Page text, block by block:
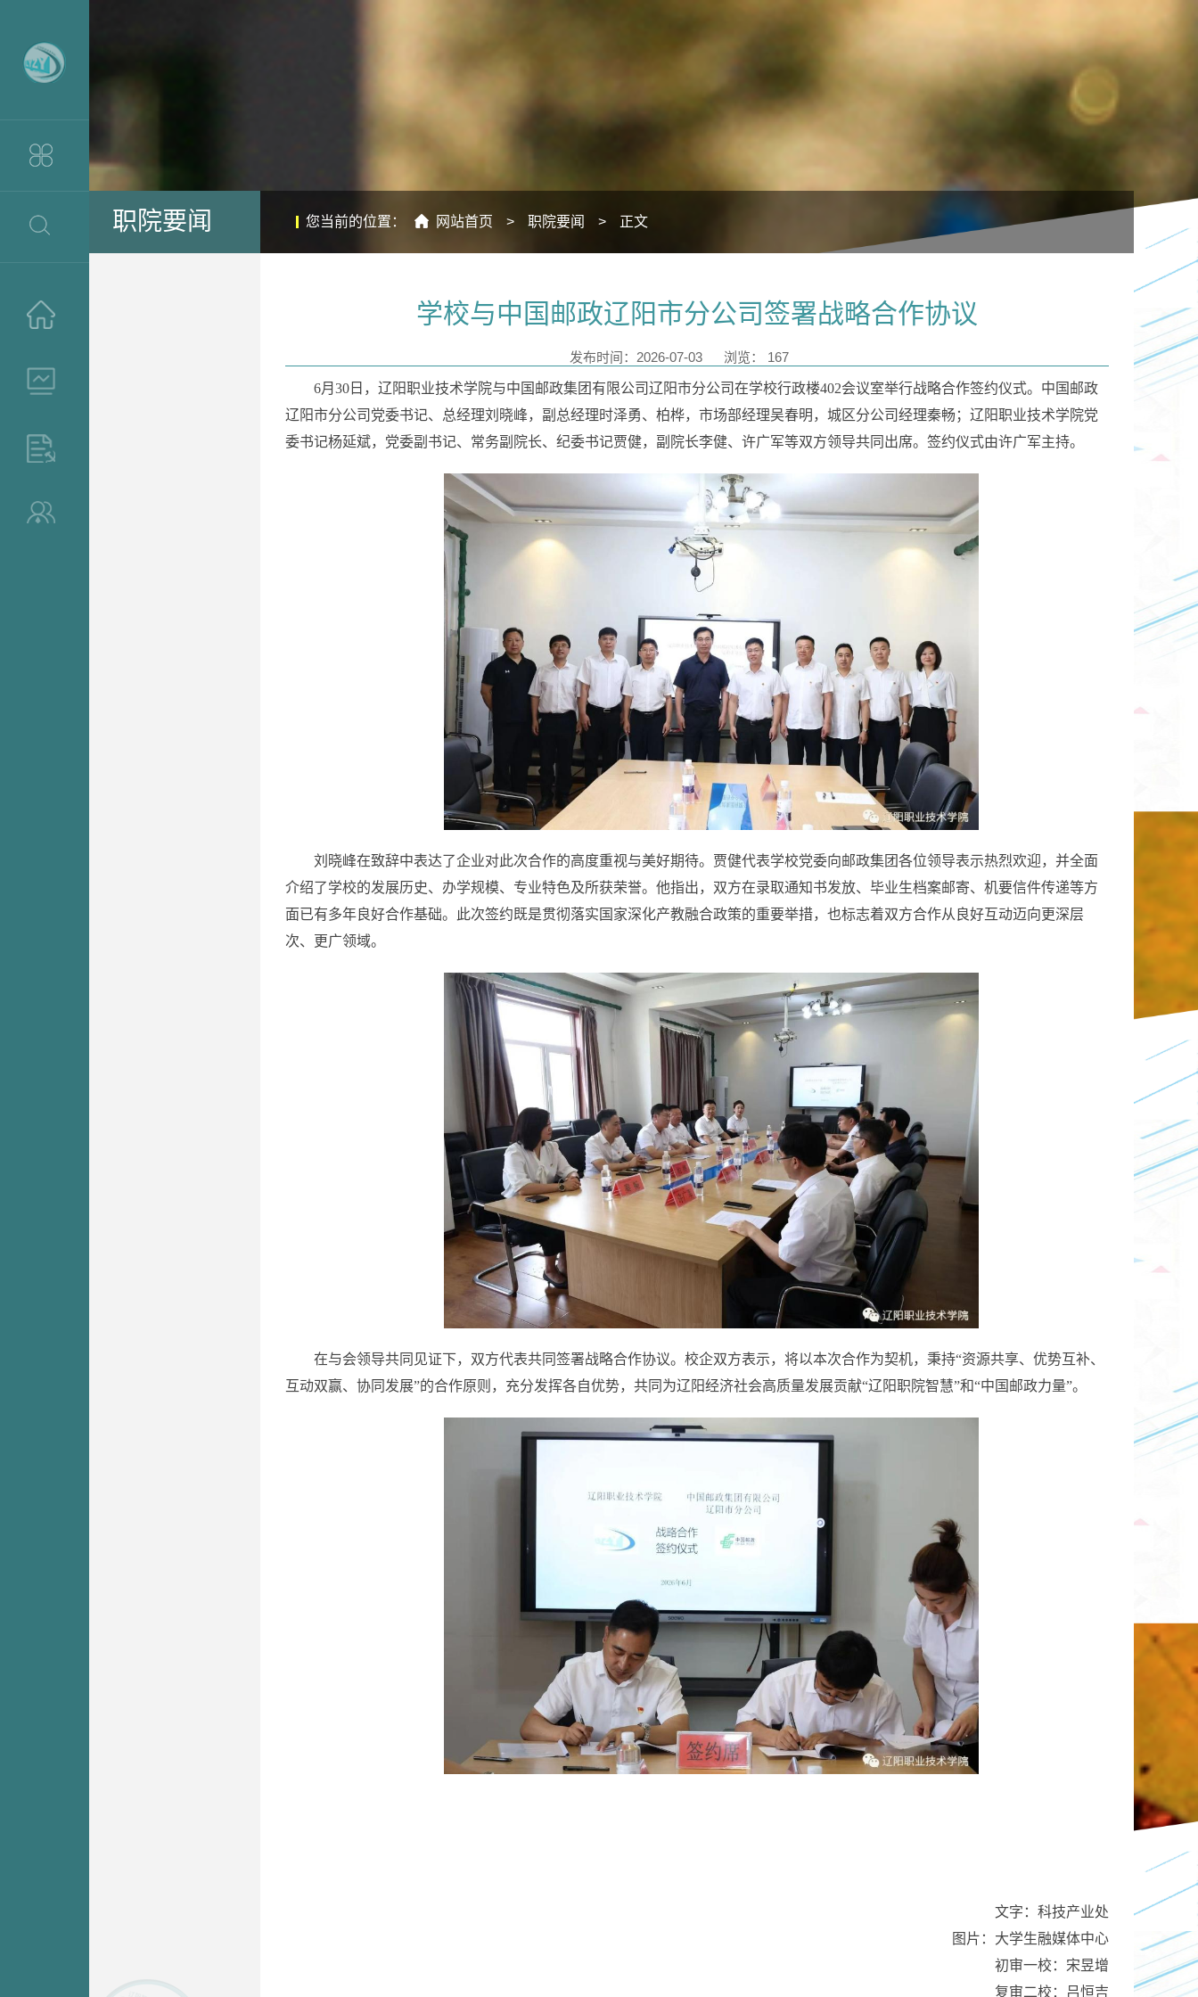
职院要闻 您当前的位置： 网站首页 > 职院要闻 > 正文
学校与中国邮政辽阳市分公司签署战略合作协议
发布时间：2026-07-03 浏览： 167
6月30日，辽阳职业技术学院与中国邮政集团有限公司辽阳市分公司在学校行政楼402会议室举行战略合作签约仪式。中国邮政
辽阳市分公司党委书记、总经理刘晓峰，副总经理时泽勇、柏桦，市场部经理吴春明，城区分公司经理秦畅；辽阳职业技术学院党
委书记杨延斌，党委副书记、常务副院长、纪委书记贾健，副院长李健、许广军等双方领导共同出席。签约仪式由许广军主持。
刘晓峰在致辞中表达了企业对此次合作的高度重视与美好期待。贾健代表学校党委向邮政集团各位领导表示热烈欢迎，并全面
介绍了学校的发展历史、办学规模、专业特色及所获荣誉。他指出，双方在录取通知书发放、毕业生档案邮寄、机要信件传递等方
面已有多年良好合作基础。此次签约既是贯彻落实国家深化产教融合政策的重要举措，也标志着双方合作从良好互动迈向更深层
次、更广领域。
在与会领导共同见证下，双方代表共同签署战略合作协议。校企双方表示，将以本次合作为契机，秉持“资源共享、优势互补、
互动双赢、协同发展”的合作原则，充分发挥各自优势，共同为辽阳经济社会高质量发展贡献“辽阳职院智慧”和“中国邮政力量”。
文字：科技产业处
图片：大学生融媒体中心
初审一校：宋昱增
复审二校：吕恒吉